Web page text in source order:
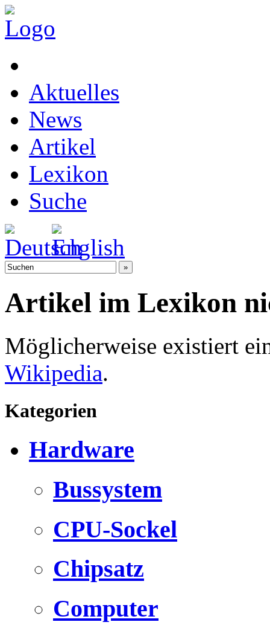
Aktuelles
News
Artikel
Lexikon
Suche
Artikel im Lexikon
Möglicherweise existiert
Wikipedia.
Kategorien
Hardware
Bussystem
CPU-Sockel
Chipsatz
Computer